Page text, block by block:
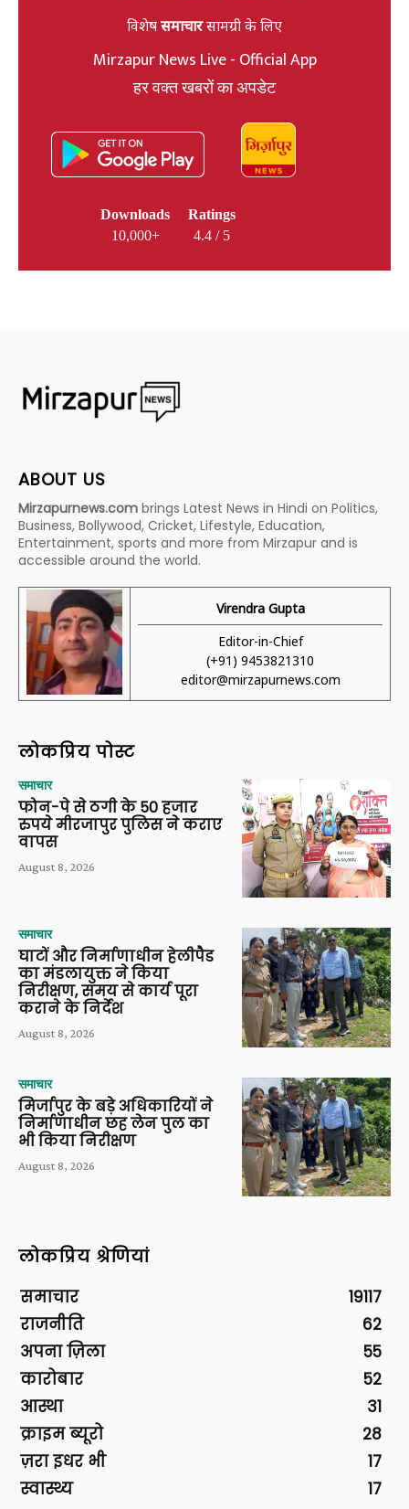
विशेषसमाचारसामग्री के लिए
Mirzapur News Live - Official App
हर वक्त खबरों का अपडेट
Downloads
10,000+
Ratings
4.4 / 5
ABOUT US
Mirzapurnews.com brings Latest News in Hindi on Politics,
Business, Bollywood, Cricket, Lifestyle, Education,
Entertainment, sports and more from Mirzapur and is
accessible around the world.
Virendra Gupta
Editor-in-Chief
(+91) 9453821310
editor@mirzapurnews.com
लोकप्रिय पोस्ट
समाचार
फोन-पे से ठगी के 50 हजार
रुपये मीरजापुर पुलिस ने कराए
वापस
August 8, 2026
समाचार
घाटों और निर्माणाधीन हेलीपैड
का मंडलायुक्त ने किया
निरीक्षण, समय से कार्य पूरा
कराने के निर्देश
August 8, 2026
समाचार
मिर्जापुर के बड़े अधिकारियों ने
निर्माणाधीन छह लेन पुल का
भी किया निरीक्षण
August 8, 2026
लोकप्रिय श्रेणियां
समाचार
19117
राजनीति
62
अपना ज़िला
55
कारोबार
52
आस्था
31
क्राइम ब्यूरो
28
ज़रा इधर भी
17
स्वास्थ्य
17